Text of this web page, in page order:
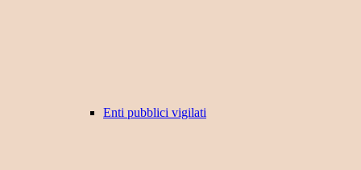
Enti pubblici vigilati